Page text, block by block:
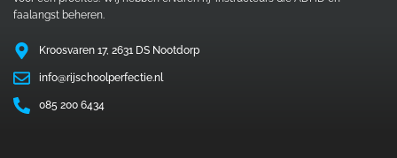
faalangst beheren.
Kroosvaren 17, 2631 DS Nootdorp
info@rijschoolperfectie.nl
085 200 6434